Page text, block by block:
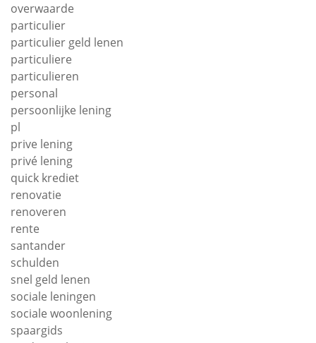
overwaarde
particulier
particulier geld lenen
particuliere
particulieren
personal
persoonlijke lening
pl
prive lening
privé lening
quick krediet
renovatie
renoveren
rente
santander
schulden
snel geld lenen
sociale leningen
sociale woonlening
spaargids